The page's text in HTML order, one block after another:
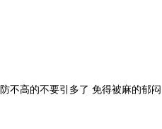
不高的不要引多了 免得被麻的郁闷